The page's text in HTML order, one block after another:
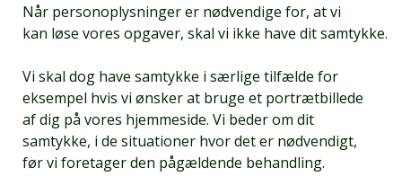
Når personoplysninger er nødvendige for, at vi
kan løse vores opgaver, skal vi ikke have dit samtykke.
Vi skal dog have samtykke i særlige tilfælde for
eksempel hvis vi ønsker at bruge et portrætbillede
af dig på vores hjemmeside. Vi beder om dit
samtykke, i de situationer hvor det er nødvendigt,
før vi foretager den pågældende behandling.